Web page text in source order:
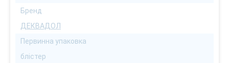
Бренд
ДЕКВАДОЛ
Первинна упаковка
блістер